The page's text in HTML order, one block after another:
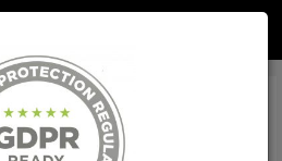
400Ml Original Hp